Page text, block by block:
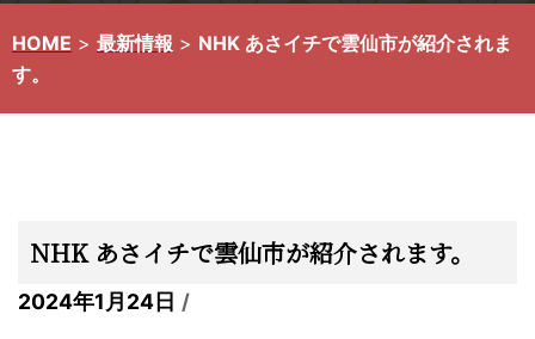
HOME > 最新情報 > NHK あさイチで雲仙市が紹介されま
す。
NHK あさイチで雲仙市が紹介されます。
2024年1月24日